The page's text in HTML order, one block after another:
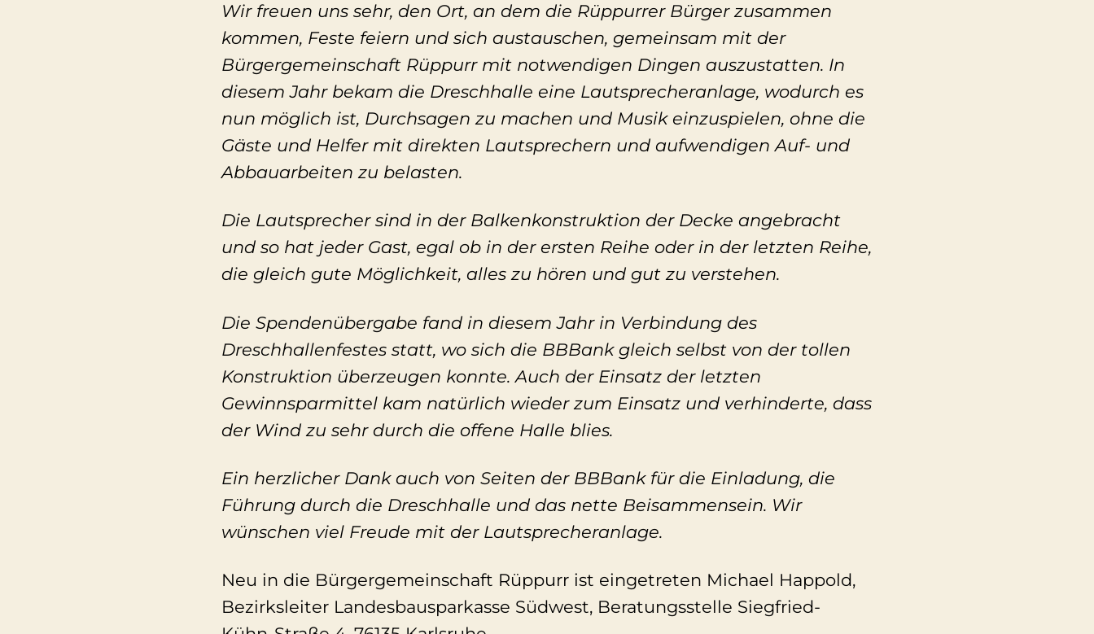
Wir freuen uns sehr, den Ort, an dem die Rüppurrer Bürger zusammen
kommen, Feste feiern und sich austauschen, gemeinsam mit der
Bürgergemeinschaft Rüppurr mit notwendigen Dingen auszustatten. In
diesem Jahr bekam die Dreschhalle eine Lautsprecheranlage, wodurch es
nun möglich ist, Durchsagen zu machen und Musik einzuspielen, ohne die
Gäste und Helfer mit direkten Lautsprechern und aufwendigen Auf- und
Abbauarbeiten zu belasten.
Die Lautsprecher sind in der Balkenkonstruktion der Decke angebracht
und so hat jeder Gast, egal ob in der ersten Reihe oder in der letzten Reihe,
die gleich gute Möglichkeit, alles zu hören und gut zu verstehen.
Die Spendenübergabe fand in diesem Jahr in Verbindung des
Dreschhallenfestes statt, wo sich die BBBank gleich selbst von der tollen
Konstruktion überzeugen konnte. Auch der Einsatz der letzten
Gewinnsparmittel kam natürlich wieder zum Einsatz und verhinderte, dass
der Wind zu sehr durch die offene Halle blies.
Ein herzlicher Dank auch von Seiten der BBBank für die Einladung, die
Führung durch die Dreschhalle und das nette Beisammensein. Wir
wünschen viel Freude mit der Lautsprecheranlage.
Neu in die Bürgergemeinschaft Rüppurr ist eingetreten Michael Happold,
Bezirksleiter Landesbausparkasse Südwest, Beratungsstelle Siegfried-